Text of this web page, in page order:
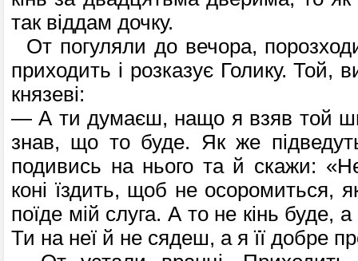
так віддам дочку.
От погуляли до вечора,
приходить і розказує Голику. Той,
князеві:
— А ти думаєш, нащо я взяв той
знав, що то буде. Як же
подивись на нього та й скажи:
коні їздить, щоб не осоромиться,
поїде мій слуга. А то не кінь буде,
Ти на неї й не сядеш, а я її добре